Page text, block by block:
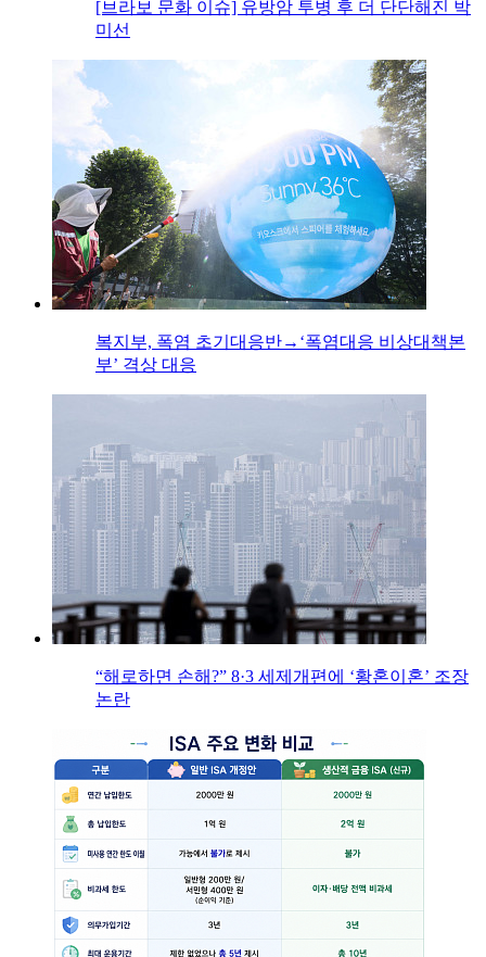
[브라보 문화 이슈] 유방암 투병 후 더 단단해진 박
미선
복지부, 폭염 초기대응반→‘폭염대응 비상대책본
부’ 격상 대응
“해로하면 손해?” 8·3 세제개편에 ‘황혼이혼’ 조장
논란